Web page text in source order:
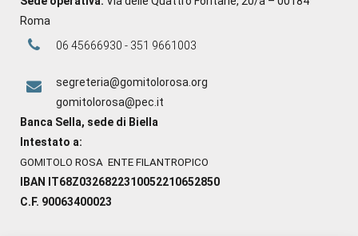
Roma
06 45666930 - 351 9661003
segreteria@gomitolorosa.org
gomitolorosa@pec.it
Banca Sella, sede di Biella
Intestato a:
GOMITOLO ROSA ENTE FILANTROPICO
IBAN IT68Z0326822310052210652850
C.F. 90063400023